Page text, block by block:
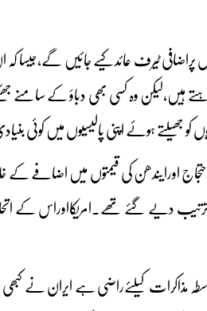
پراضافی ٹیرف عائدکیے جائیں گے،جیسا کہ
ہیں،لیکن وہ کسی بھی دباؤ کے سامنے
ہوئے اپنی پالیسیوں میں کوئی
کے تین سال بعد2022اور2023میں مہساامینی احتجاج
دیے گئے تھے۔امریکااوراس کے
مذاکرات کیلئےراضی ہے ایران نے